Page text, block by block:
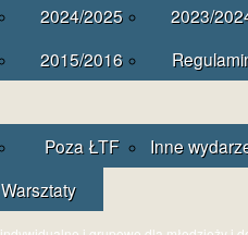
2024/2025
2023/
2015/2016
Poza ŁTF
Inne
Warsztaty